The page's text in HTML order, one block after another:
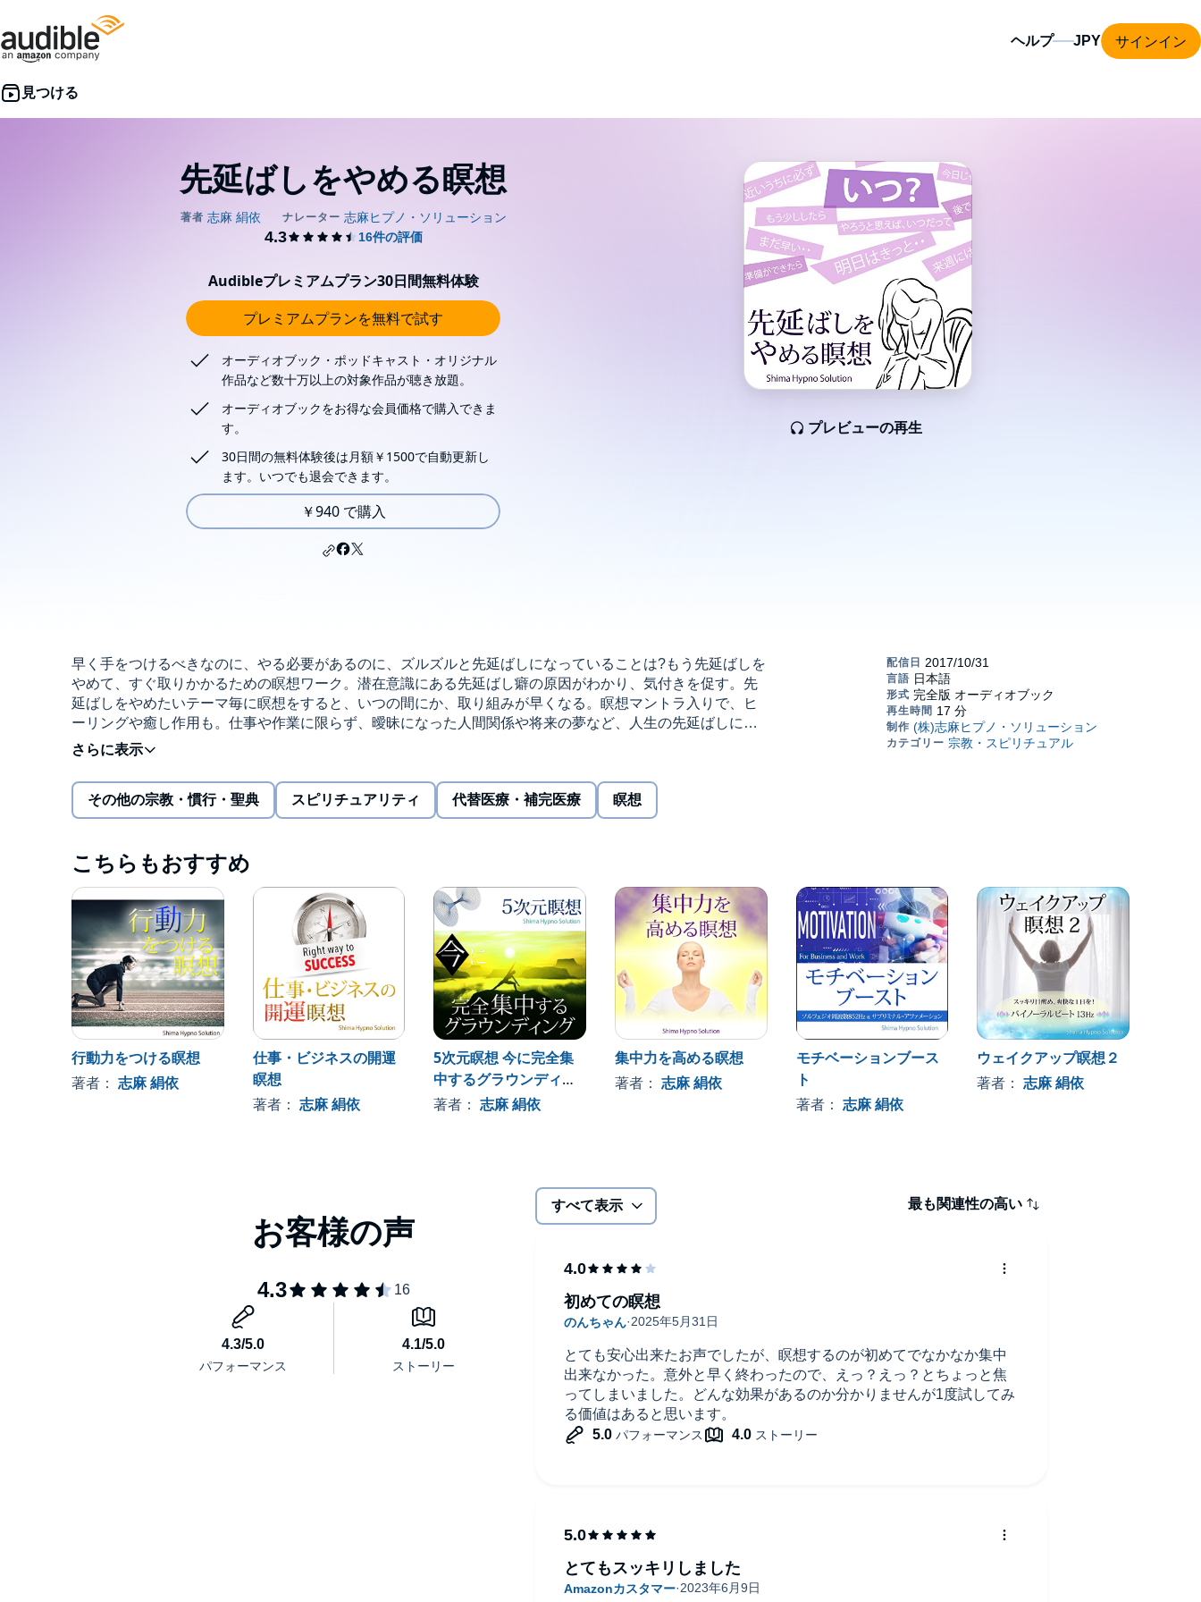
ヘルプ サインイン
先延ばしをやめる瞑想
プレビューの再生
Audibleプレミアムプラン30日間無料体験
プレミアムプランを無料で試す
オーディオブック・ポッドキャスト・オリジナル
作品など数十万以上の対象作品が聴き放題。
オーディオブックをお得な会員価格で購入できま
す。
30日間の無料体験後は月額￥1500で自動更新し
ます。いつでも退会できます。
￥940 で購入
早く手をつけるべきなのに、やる必要があるのに、ズルズルと先延ばしになっていることは?もう先延ばしを
やめて、すぐ取りかかるための瞑想ワーク。潜在意識にある先延ばし癖の原因がわかり、気付きを促す。先
延ばしをやめたいテーマ毎に瞑想をすると、いつの間にか、取り組みが早くなる。瞑想マントラ入りで、ヒ
ーリングや癒し作用も。仕事や作業に限らず、曖昧になった人間関係や将来の夢など、人生の先延ばしにも
使える、必聴の1本。(C)株式会社志麻ヒプノ・ソリューション（C）株式会社志麻ヒプノ・ソリューション
その他の宗教・慣行・聖典 スピリチュアリティ 代替医療・補完医療 瞑想
こちらもおすすめ
行動力をつける瞑想
著者： 志麻 絹依
仕事・ビジネスの開運
瞑想
著者： 志麻 絹依
5次元瞑想 今に完全集
中するグラウンディン
グ
著者：志麻 絹依
集中力を高める瞑想
著者： 志麻 絹依
モチベーションブース
ト
著者： 志麻 絹依
ウェイクアップ瞑想２
著者：志麻 絹依
すべて表示 最も関連性の高い
とても安心出来たお声でしたが、瞑想するのが初めてでなかなか集中
出来なかった。意外と早く終わったので、えっ？えっ？とちょっと焦
ってしまいました。どんな効果があるのか分かりませんが1度試してみ
る価値はあると思います。
初めての瞑想
とてもスッキリしました